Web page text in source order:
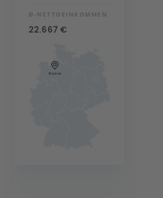
Ø-NETTOEINKOMMEN
22.667 €